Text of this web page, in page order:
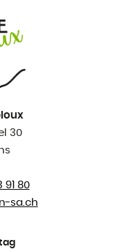
30
91 80
sa.ch